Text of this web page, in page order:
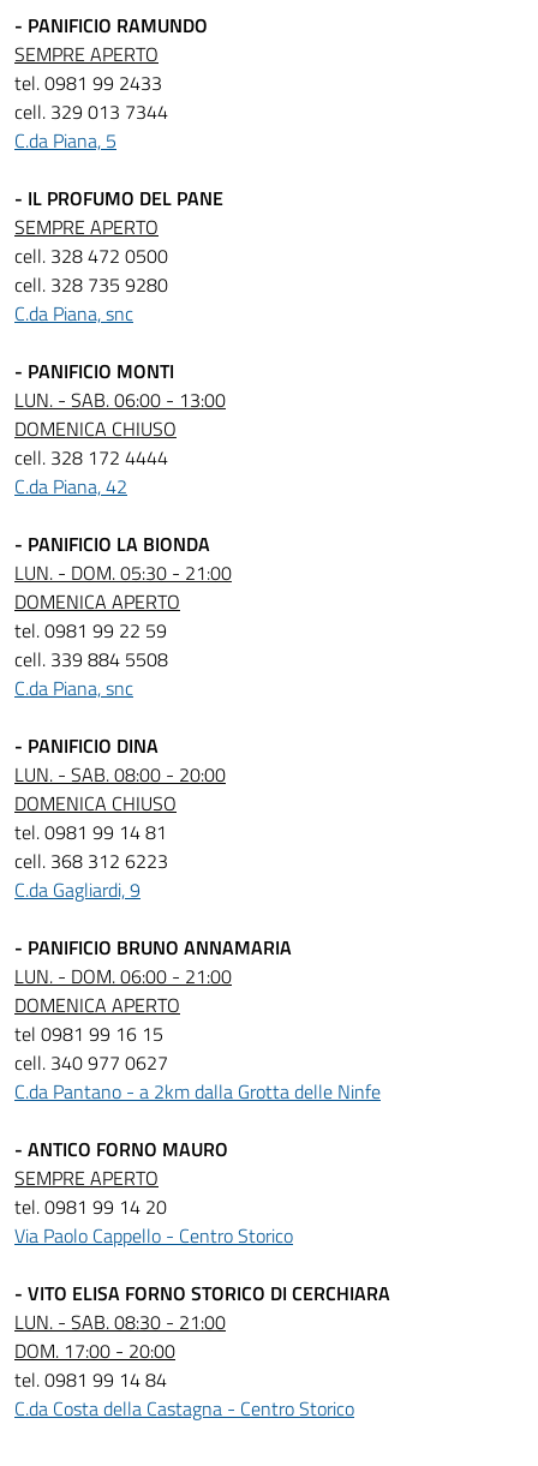
- PANIFICIO RAMUNDO
SEMPRE APERTO
tel. 0981 99 2433
cell. 329 013 7344
C.da Piana, 5
- IL PROFUMO DEL PANE
SEMPRE APERTO
cell. 328 472 0500
cell. 328 735 9280
C.da Piana, snc
- PANIFICIO MONTI
LUN. - SAB. 06:00 - 13:00
DOMENICA CHIUSO
cell. 328 172 4444
C.da Piana, 42
- PANIFICIO LA BIONDA
LUN. - DOM. 05:30 - 21:00
DOMENICA APERTO
tel. 0981 99 22 59
cell. 339 884 5508
C.da Piana, snc
- PANIFICIO DINA
LUN. - SAB. 08:00 - 20:00
DOMENICA CHIUSO
tel. 0981 99 14 81
cell. 368 312 6223
C.da Gagliardi, 9
- PANIFICIO BRUNO ANNAMARIA
LUN. - DOM. 06:00 - 21:00
DOMENICA APERTO
tel 0981 99 16 15
cell. 340 977 0627
C.da Pantano - a 2km dalla Grotta delle Ninfe
- ANTICO FORNO MAURO
SEMPRE APERTO
tel. 0981 99 14 20
Via Paolo Cappello - Centro Storico
- VITO ELISA FORNO STORICO DI CERCHIARA
LUN. - SAB. 08:30 - 21:00
DOM. 17:00 - 20:00
tel. 0981 99 14 84
C.da Costa della Castagna - Centro Storico